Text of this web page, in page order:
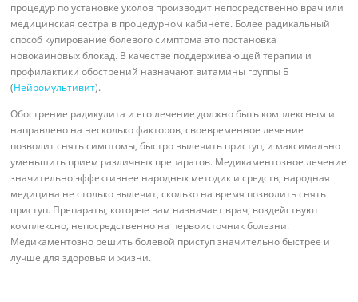
процедур по установке уколов производит непосредственно врач или
медицинская сестра в процедурном кабинете. Более радикальный
способ купирование болевого симптома это постановка
новокаиновых блокад. В качестве поддерживающей терапии и
профилактики обострений назначают витамины группы Б
(Нейромультивит).
Обострение радикулита и его лечение должно быть комплексным и
направлено на несколько факторов, своевременное лечение
позволит снять симптомы, быстро вылечить приступ, и максимально
уменьшить прием различных препаратов. Медикаментозное лечение
значительно эффективнее народных методик и средств, народная
медицина не столько вылечит, сколько на время позволить снять
приступ. Препараты, которые вам назначает врач, воздействуют
комплексно, непосредственно на первоисточник болезни.
Медикаментозно решить болевой приступ значительно быстрее и
лучше для здоровья и жизни.